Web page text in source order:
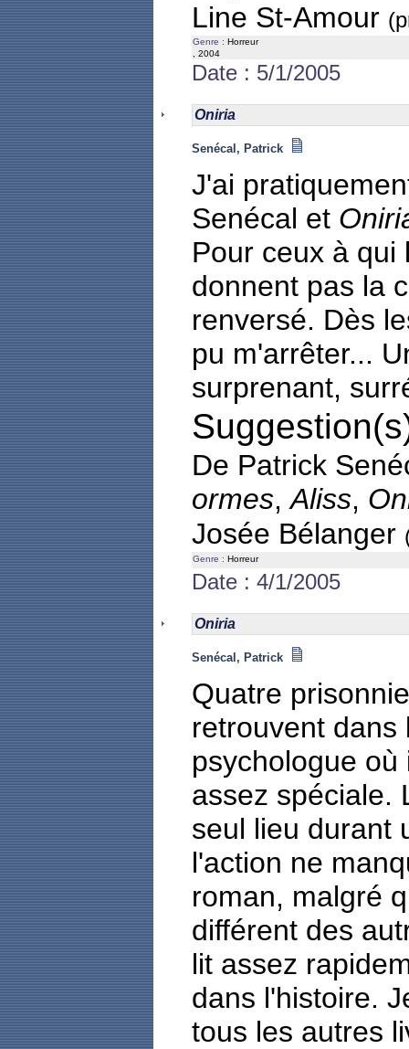
Line St-Amour
Genre : Horreur
, 2004
Date : 5/1/2005
Oniria
Senécal, Patrick
J'ai
Senécal et
Pour ceux à qui
donnent pas la
renversé. Dès
pu m'arrêter...
surprenant,
De Patrick
ormes,Aliss,
Josée Bélanger
Genre : Horreur
Date : 4/1/2005
Oniria
Senécal, Patrick
Quatre
retrouvent dans
psychologue
assez spéciale.
seul lieu durant
l'action ne
roman, malgré
différent des
lit assez
dans l'histoire.
tous les autres